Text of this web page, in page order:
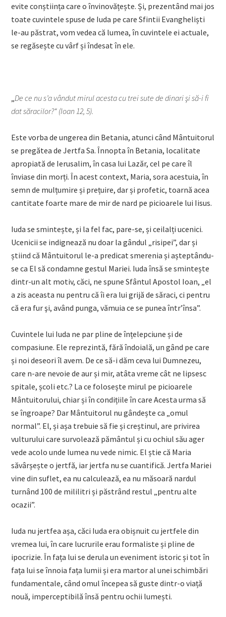
evite conștiința care o învinovățește. Și, prezentând mai jos
toate cuvintele spuse de Iuda pe care Sfintii Evangheliști
le-au păstrat, vom vedea că lumea, în cuvintele ei actuale,
se regăsește cu vârf și îndesat în ele.
„De ce nu s’a vândut mirul acesta cu trei sute de dinari şi să-i fi
dat săracilor?“ (Ioan 12, 5).
Este vorba de ungerea din Betania, atunci când Mântuitorul
se pregătea de Jertfa Sa. Înnopta în Betania, localitate
apropiată de Ierusalim, în casa lui Lazăr, cel pe care îl
înviase din morți. În acest context, Maria, sora acestuia, în
semn de mulțumire și prețuire, dar și profetic, toarnă acea
cantitate foarte mare de mir de nard pe picioarele lui Iisus.
Iuda se smintește, și la fel fac, pare-se, și ceilalți ucenici.
Ucenicii se indignează nu doar la gândul „risipei”, dar și
știind că Mântuitorul le-a predicat smerenia și așteptându-
se ca El să condamne gestul Mariei. Iuda însă se smintește
dintr-un alt motiv, căci, ne spune Sfântul Apostol Ioan, „el
a zis aceasta nu pentru că îi era lui grijă de săraci, ci pentru
că era fur şi, având punga, vămuia ce se punea într’însa”.
Cuvintele lui Iuda ne par pline de înțelepciune și de
compasiune. Ele reprezintă, fără îndoială, un gând pe care
și noi deseori îl avem. De ce să-i dăm ceva lui Dumnezeu,
care n-are nevoie de aur și mir, atâta vreme cât ne lipsesc
spitale, școli etc.? La ce folosește mirul pe picioarele
Mântuitorului, chiar și în condițiile în care Acesta urma să
se îngroape? Dar Mântuitorul nu gândește ca „omul
normal”. El, și așa trebuie să fie și creștinul, are privirea
vulturului care survolează pământul și cu ochiul său ager
vede acolo unde lumea nu vede nimic. El știe că Maria
săvârșește o jertfă, iar jertfa nu se cuantifică. Jertfa Mariei
vine din suflet, ea nu calculează, ea nu măsoară nardul
turnând 100 de mililitri și păstrând restul „pentru alte
ocazii”.
Iuda nu jertfea așa, căci Iuda era obișnuit cu jertfele din
vremea lui, în care lucrurile erau formaliste și pline de
ipocrizie. În fața lui se derula un eveniment istoric și tot în
fața lui se înnoia fața lumii și era martor al unei schimbări
fundamentale, când omul începea să guste dintr-o viață
nouă, imperceptibilă însă pentru ochii lumești.